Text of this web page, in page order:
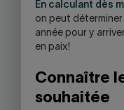
En calculant dès
on peut
année pour y
en paix!
Connaître
souhaitée